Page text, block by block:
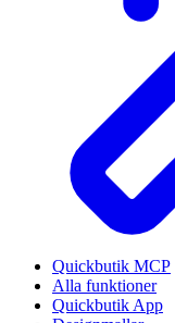
Quickbutik MCP
Alla funktioner
Quickbutik App